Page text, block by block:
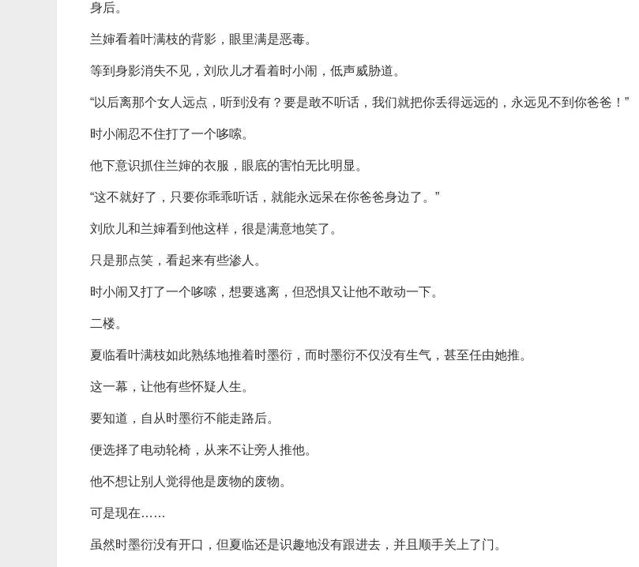
身后。
兰婶看着叶满枝的背影，眼里满是恶毒。
等到身影消失不见，刘欣儿才看着时小闹，低声威胁道。
“以后离那个女人远点，听到没有？要是敢不听话，我们就把你丢得远远的，永远见不到你爸爸！”
时小闹忍不住打了一个哆嗦。
他下意识抓住兰婶的衣服，眼底的害怕无比明显。
“这不就好了，只要你乖乖听话，就能永远呆在你爸爸身边了。”
刘欣儿和兰婶看到他这样，很是满意地笑了。
只是那点笑，看起来有些渗人。
时小闹又打了一个哆嗦，想要逃离，但恐惧又让他不敢动一下。
二楼。
夏临看叶满枝如此熟练地推着时墨衍，而时墨衍不仅没有生气，甚至任由她推。
这一幕，让他有些怀疑人生。
要知道，自从时墨衍不能走路后。
便选择了电动轮椅，从来不让旁人推他。
他不想让别人觉得他是废物的废物。
可是现在……
虽然时墨衍没有开口，但夏临还是识趣地没有跟进去，并且顺手关上了门。